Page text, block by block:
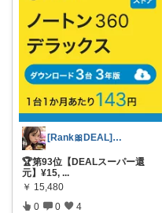
[Rank🎀DEAL]毎日コレ@ano
🏆第93位【DEALスーパー還
元】¥15, ...
￥ 15,480
0 0 4